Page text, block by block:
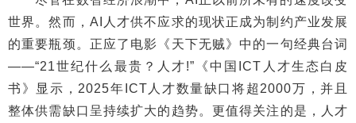
世界。然而，AI人才供不应求的现状正成为制约产业发展
的重要瓶颈。正应了电影《天下无贼》中的一句经典台词
——“21世纪什么最贵？人才!”《中国ICT人才生态白皮
书》显示，2025年ICT人才数量缺口将超2000万，并且
整体供需缺口呈持续扩大的趋势。更值得关注的是，人才